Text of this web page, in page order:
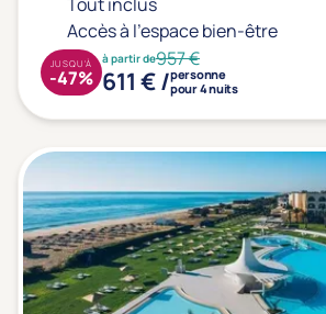
Accès à l'espace bien-être
à partir de957 €
611 € /personne
pour 4 nuits
JUSQU'À
-47%